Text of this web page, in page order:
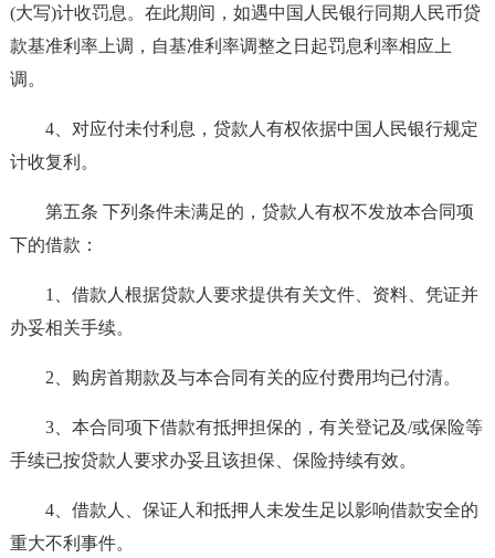
(大写)计收罚息。在此期间，如遇中国人民银行同期人民币贷
款基准利率上调，自基准利率调整之日起罚息利率相应上
调。
4、对应付未付利息，贷款人有权依据中国人民银行规定
计收复利。
第五条 下列条件未满足的，贷款人有权不发放本合同项
下的借款：
1、借款人根据贷款人要求提供有关文件、资料、凭证并
办妥相关手续。
2、购房首期款及与本合同有关的应付费用均已付清。
3、本合同项下借款有抵押担保的，有关登记及/或保险等
手续已按贷款人要求办妥且该担保、保险持续有效。
4、借款人、保证人和抵押人未发生足以影响借款安全的
重大不利事件。